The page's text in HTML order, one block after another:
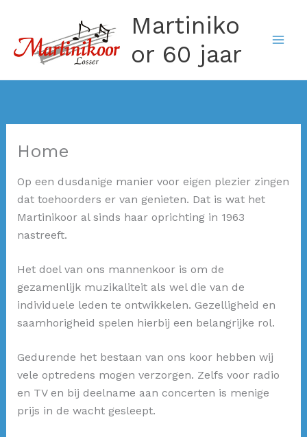
inhoud
Martiniko
or 60 jaar
Home
Op een dusdanige manier voor eigen plezier zingen
dat toehoorders er van genieten. Dat is wat het
Martinikoor al sinds haar oprichting in 1963
nastreeft.
Het doel van ons mannenkoor is om de
gezamenlijk muzikaliteit als wel die van de
individuele leden te ontwikkelen. Gezelligheid en
saamhorigheid spelen hierbij een belangrijke rol.
Gedurende het bestaan van ons koor hebben wij
vele optredens mogen verzorgen. Zelfs voor radio
en TV en bij deelname aan concerten is menige
prijs in de wacht gesleept.